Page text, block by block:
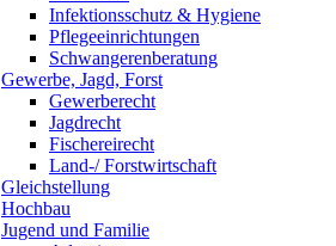
Infektionsschutz & Hygiene
Pflegeeinrichtungen
Schwangerenberatung
Gewerbe, Jagd, Forst
Gewerberecht
Jagdrecht
Fischereirecht
Land-/ Forstwirtschaft
Gleichstellung
Hochbau
Jugend und Familie